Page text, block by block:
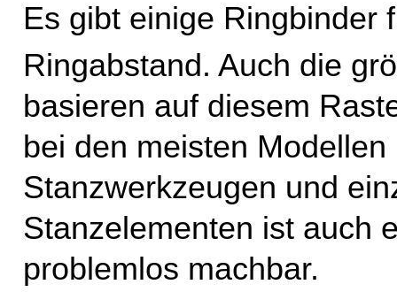
Es gibt einige Ringbinder
Ringabstand. Auch die
basieren auf diesem
bei den meisten
Stanzwerkzeugen und
Stanzelementen ist auch
problemlos machbar.